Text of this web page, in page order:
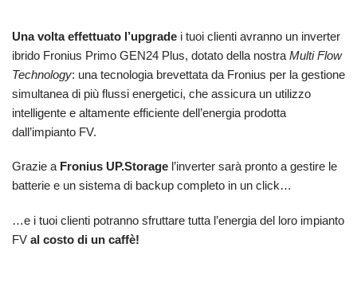
Una volta effettuato l’upgrade i tuoi clienti avranno un inverter
ibrido Fronius Primo GEN24 Plus, dotato della nostra Multi Flow
Technology: una tecnologia brevettata da Fronius per la gestione
simultanea di più flussi energetici, che assicura un utilizzo
intelligente e altamente efficiente dell’energia prodotta
dall’impianto FV.
Grazie a Fronius UP.Storage l’inverter sarà pronto a gestire le
batterie e un sistema di backup completo in un click…
…e i tuoi clienti potranno sfruttare tutta l’energia del loro impianto
FV al costo di un caffè!